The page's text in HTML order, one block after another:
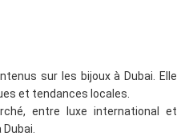
sur les bijoux à Dubai. Elle
et tendances locales.
entre luxe international et